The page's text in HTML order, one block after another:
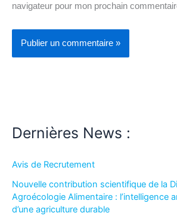
navigateur pour mon prochain
Dernières News :
Avis de Recrutement
Nouvelle contribution scientifique de la
Agroécologie Alimentaire : l’intelligence
d’une agriculture durable